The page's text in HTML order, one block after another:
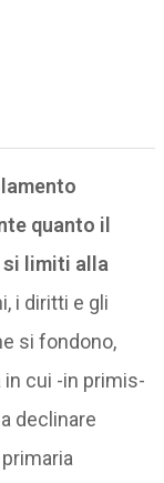
quanto il
limiti alla
i diritti e gli
si fondono,
cui -in primis-
declinare